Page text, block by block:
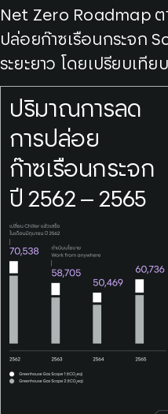
Net Zero Roadmap ต
ปล่อยก๊าซเรือนกระจก
ระยะยาว โดยเปรียบเที
ปริมาณการลด
การปล่อย
ก๊าซเรือนกระจก
ปี 2562 – 2565